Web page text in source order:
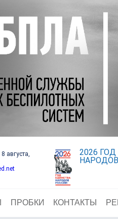
8 августа,
2026
ПРОБКИ КОНТАКТЫ